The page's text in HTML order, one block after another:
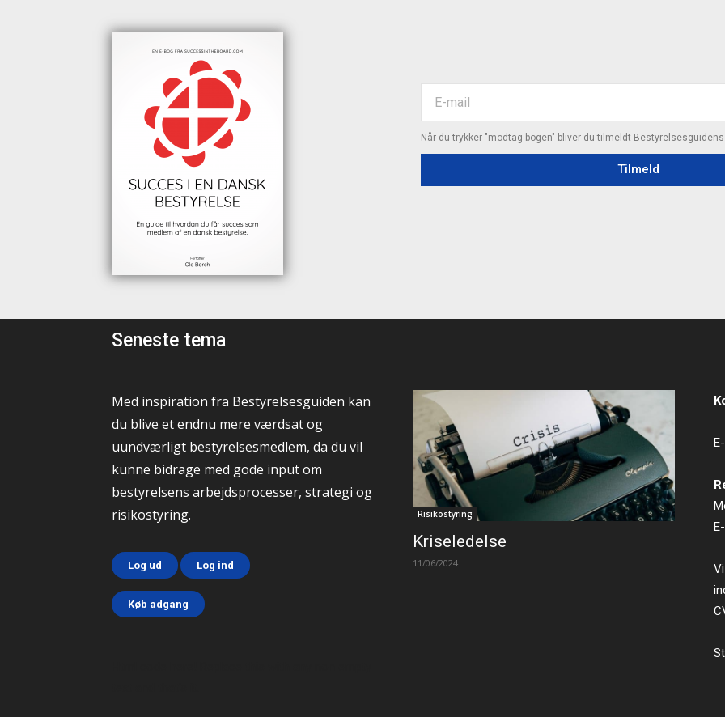
Når du trykker "modtag bogen" bliver du tilmeldt
Tilmeld
Seneste tema
Med inspiration fra Bestyrelsesguiden kan
du blive et endnu mere værdsat og
uundværligt bestyrelsesmedlem, da du vil
kunne bidrage med gode input om
bestyrelsens arbejdsprocesser, strategi og
risikostyring.
Log ud Log ind
Køb adgang
Risikostyring
Kriseledelse
11/06/2024